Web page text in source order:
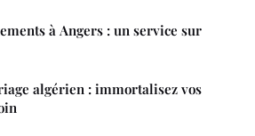
à Angers : un service sur
algérien : immortalisez vos